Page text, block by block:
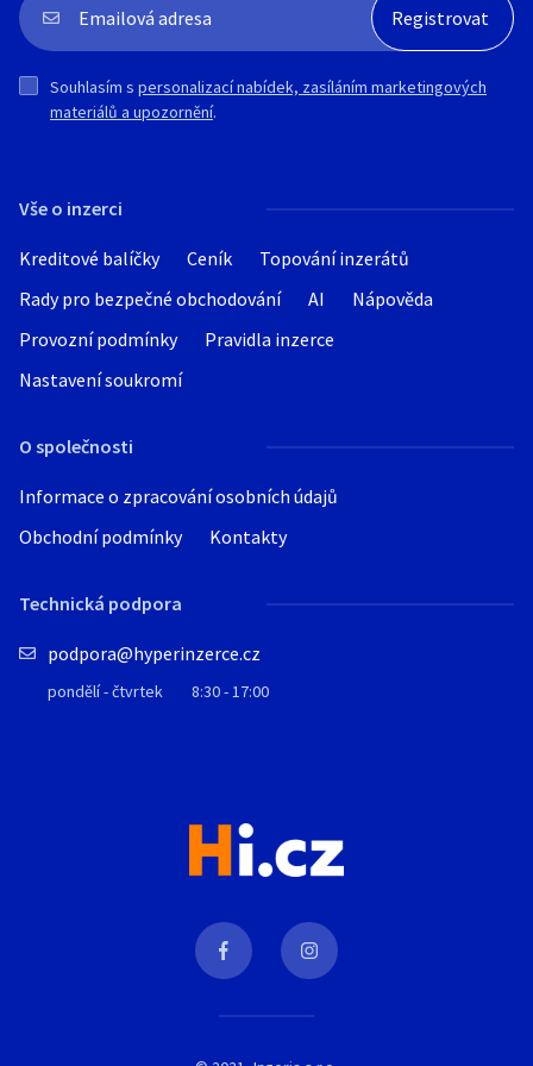
Vše o inzerci
Kreditové balíčky Ceník
Topování inzerátů
Rady pro bezpečné obchodování
AI
Nápověda
Provozní podmínky
Pravidla inzerce
Nastavení soukromí
O společnosti
Informace o zpracování osobních údajů
Obchodní podmínky
Kontakty
Technická podpora
podpora@hyperinzerce.cz
pondělí - čtvrtek 8:30 - 17:00
Souhlasím s personalizací nabídek, zasíláním marketingových
materiálů a upozornění.